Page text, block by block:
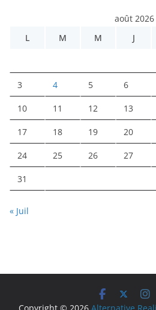
août 2026
L
M M J
3 4 5 6
10 11 12 13
17 18 19 20
24 25 26 27
31
« Juil